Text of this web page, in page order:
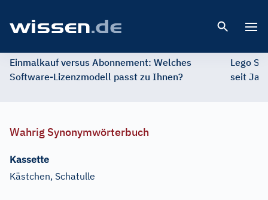
Einmalkauf versus Abonnement: Welches
Software-Lizenzmodell passt zu Ihnen?
Lego
seit
Wahrig Synonymwörterbuch
Kassette
Kästchen, Schatulle